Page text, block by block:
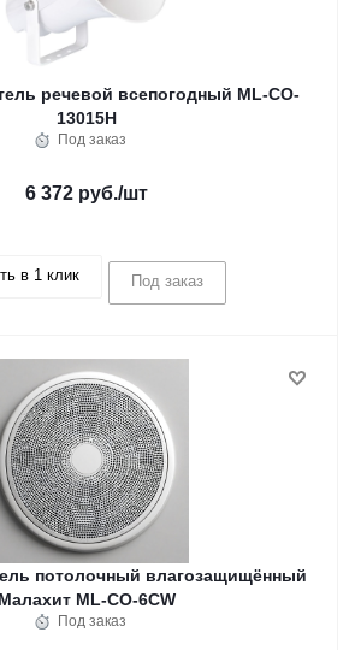
речевой всепогодный ML-CO-
13015H
Под заказ
6 372 руб./шт
в 1 клик Под заказ
потолочный влагозащищённый
Малахит ML-CO-6CW
Под заказ